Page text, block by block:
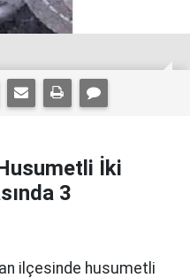
İki
3
ilçesinde husumetli